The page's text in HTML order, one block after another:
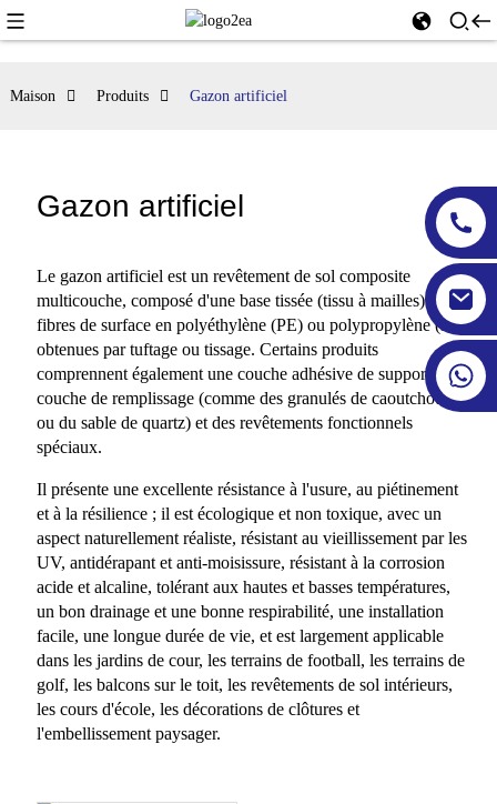
Maison Produits Gazon artificiel
Gazon artificiel
Le gazon artificiel est un revêtement de sol composite
multicouche, composé d'une base tissée (tissu à mailles) et de
fibres de surface en polyéthylène (PE) ou polypropylène (PP),
obtenues par tuftage ou tissage. Certains produits
comprennent également une couche adhésive de support, une
couche de remplissage (comme des granulés de caoutchouc
ou du sable de quartz) et des revêtements fonctionnels
spéciaux.
Il présente une excellente résistance à l'usure, au piétinement
et à la résilience ; il est écologique et non toxique, avec un
aspect naturellement réaliste, résistant au vieillissement par les
UV, antidérapant et anti-moisissure, résistant à la corrosion
acide et alcaline, tolérant aux hautes et basses températures,
un bon drainage et une bonne respirabilité, une installation
facile, une longue durée de vie, et est largement applicable
dans les jardins de cour, les terrains de football, les terrains de
golf, les balcons sur le toit, les revêtements de sol intérieurs,
les cours d'école, les décorations de clôtures et
l'embellissement paysager.